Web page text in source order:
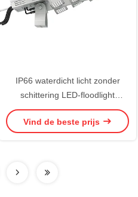
IP66 waterdicht licht zonder
schittering LED-floodlight
aangedreven door Sosen Driver
Perfect voor beveiligings- en
Vind de beste prijs